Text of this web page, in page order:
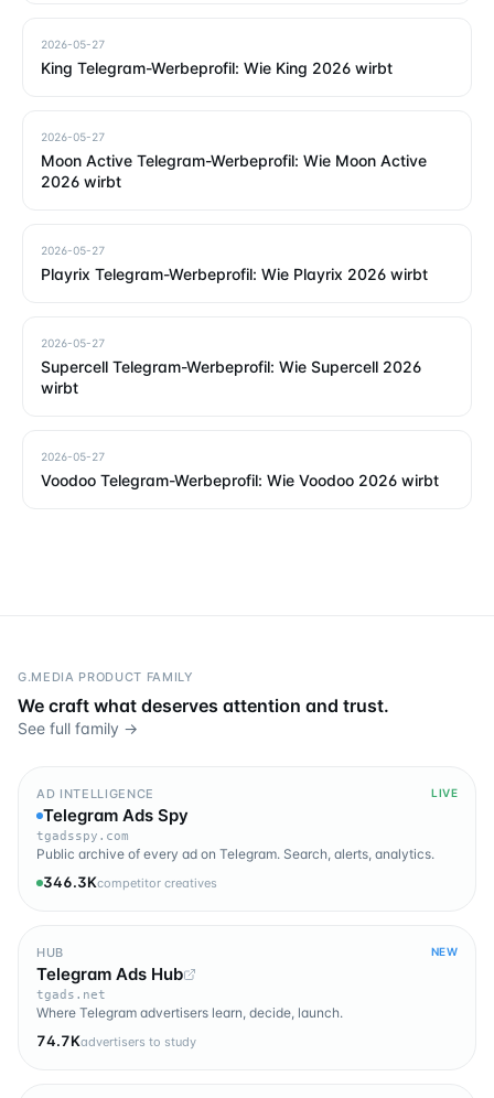
2026-05-27
King Telegram-Werbeprofil: Wie King 2026 wirbt
2026-05-27
Moon Active Telegram-Werbeprofil: Wie Moon Active
2026 wirbt
2026-05-27
Playrix Telegram-Werbeprofil: Wie Playrix 2026 wirbt
2026-05-27
Supercell Telegram-Werbeprofil: Wie Supercell 2026
wirbt
2026-05-27
Voodoo Telegram-Werbeprofil: Wie Voodoo 2026 wirbt
G.MEDIA PRODUCT FAMILY
We craft what deserves attention and trust.
See full family →
AD INTELLIGENCE LIVE
Telegram Ads Spy
tgadsspy.com
Public archive of every ad on Telegram. Search, alerts, analytics.
346.3Kcompetitor creatives
HUB NEW
Telegram Ads Hub
tgads.net
Where Telegram advertisers learn, decide, launch.
74.7Kadvertisers to study